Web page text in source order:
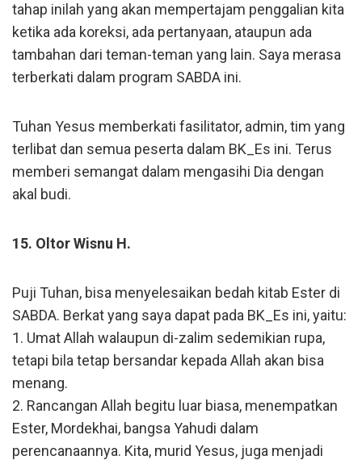
tahap inilah yang akan mempertajam penggalian kita
ketika ada koreksi, ada pertanyaan, ataupun ada
tambahan dari teman-teman yang lain. Saya merasa
terberkati dalam program SABDA ini.
Tuhan Yesus memberkati fasilitator, admin, tim yang
terlibat dan semua peserta dalam BK_Es ini. Terus
memberi semangat dalam mengasihi Dia dengan
akal budi.
15. Oltor Wisnu H.
Puji Tuhan, bisa menyelesaikan bedah kitab Ester di
SABDA. Berkat yang saya dapat pada BK_Es ini, yaitu:
1. Umat Allah walaupun di-zalim sedemikian rupa,
tetapi bila tetap bersandar kepada Allah akan bisa
menang.
2. Rancangan Allah begitu luar biasa, menempatkan
Ester, Mordekhai, bangsa Yahudi dalam
perencanaannya. Kita, murid Yesus, juga menjadi